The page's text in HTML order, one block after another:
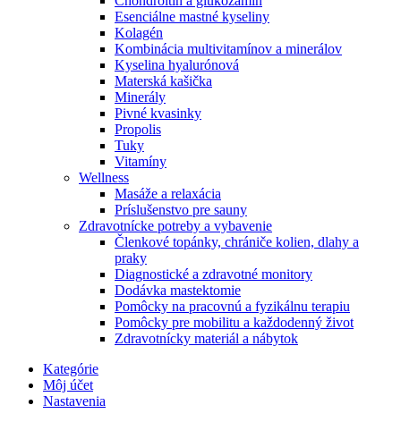
Esenciálne mastné kyseliny
Kolagén
Kombinácia multivitamínov a minerálov
Kyselina hyalurónová
Materská kašička
Minerály
Pivné kvasinky
Propolis
Tuky
Vitamíny
Wellness
Masáže a relaxácia
Príslušenstvo pre sauny
Zdravotnícke potreby a vybavenie
Členkové topánky, chrániče kolien, dlahy a
praky
Diagnostické a zdravotné monitory
Dodávka mastektomie
Pomôcky na pracovnú a fyzikálnu terapiu
Pomôcky pre mobilitu a každodenný život
Zdravotnícky materiál a nábytok
Kategórie
Môj účet
Nastavenia